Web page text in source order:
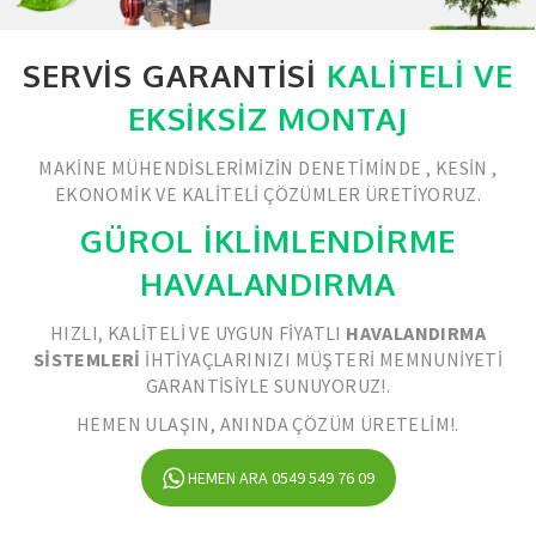
SERVIS GARANTISI KALITELI VE
EKSIKSIZ MONTAJ
MAKINE MÜHENDISLERIMIZIN DENETIMINDE , KESIN ,
EKONOMIK VE KALITELI ÇÖZÜMLER ÜRETIYORUZ.
GÜROL İKLİMLENDİRME
HAVALANDIRMA
HIZLI, KALITELI VE UYGUN FIYATLI HAVALANDIRMA
SISTEMLERI IHTIYAÇLARINIZI MÜŞTERI MEMNUNIYETI
GARANTISIYLE SUNUYORUZ!.
HEMEN ULAŞIN, ANINDA ÇÖZÜM ÜRETELIM!.
HEMEN ARA 0549 549 76 09